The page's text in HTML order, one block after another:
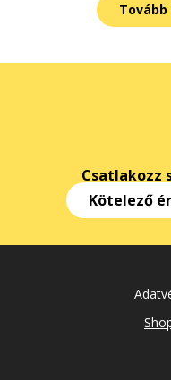
Csatlakozz
Kötelező